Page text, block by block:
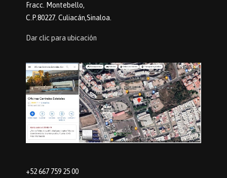
Fracc. Montebello,
C.P.80227. Culiacán,Sinaloa.
Dar clic para ubicación
+52 667 759 25 00